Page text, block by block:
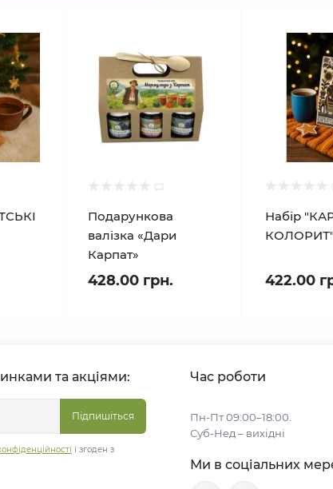
Подарункова
валізка «Дари
Карпат»
428.00 грн.
Набір
КОЛОРИТ"
422.00
та акціями:
Підпишіться
і згоден з
Час роботи
Пн-Пт 09:00–18:00.
Суб-Нед – вихідні
Ми в соціальних